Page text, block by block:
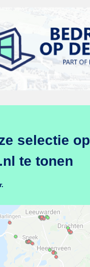
selectie op
te tonen